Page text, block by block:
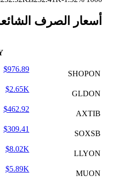
أسعار الصرف
SHOPON
$976.89
GLDON
$2.65K
AXTIB
$462.92
SOXSB
$309.41
LLYON
$8.02K
MUON
$5.89K